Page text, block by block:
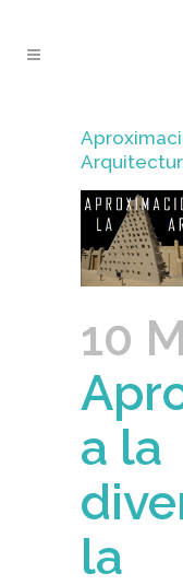
10
a la
la